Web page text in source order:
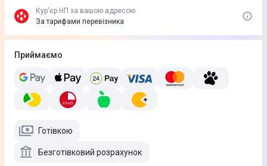
Кур'єр НП за вашою адресою
За тарифами перевізника
Приймаємо
Готівкою
Безготівковий розрахунок